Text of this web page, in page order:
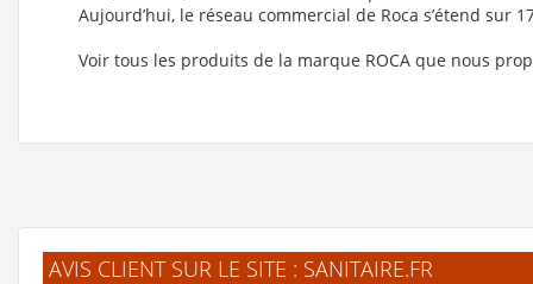
Aujourd’hui, le réseau commercial de Roca s’étend
Voir tous les produits de la marque ROCA que nous
AVIS CLIENT SUR LE SITE : SANITAIRE.FR